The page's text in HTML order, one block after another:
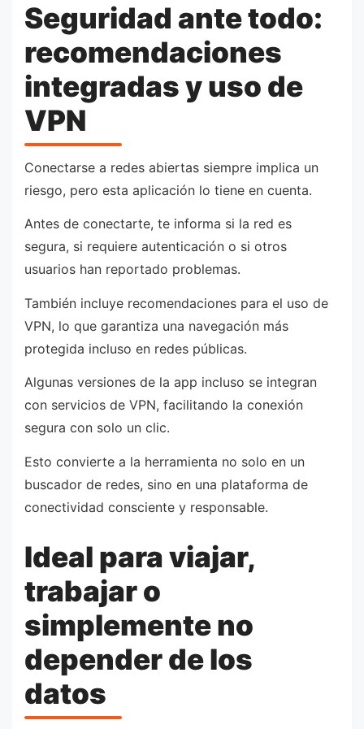
Seguridad ante todo:
recomendaciones
integradas y uso de
VPN
Conectarse a redes abiertas siempre implica un
riesgo, pero esta aplicación lo tiene en cuenta.
Antes de conectarte, te informa si la red es
segura, si requiere autenticación o si otros
usuarios han reportado problemas.
También incluye recomendaciones para el uso de
VPN, lo que garantiza una navegación más
protegida incluso en redes públicas.
Algunas versiones de la app incluso se integran
con servicios de VPN, facilitando la conexión
segura con solo un clic.
Esto convierte a la herramienta no solo en un
buscador de redes, sino en una plataforma de
conectividad consciente y responsable.
Ideal para viajar,
trabajar o
simplemente no
depender de los
datos